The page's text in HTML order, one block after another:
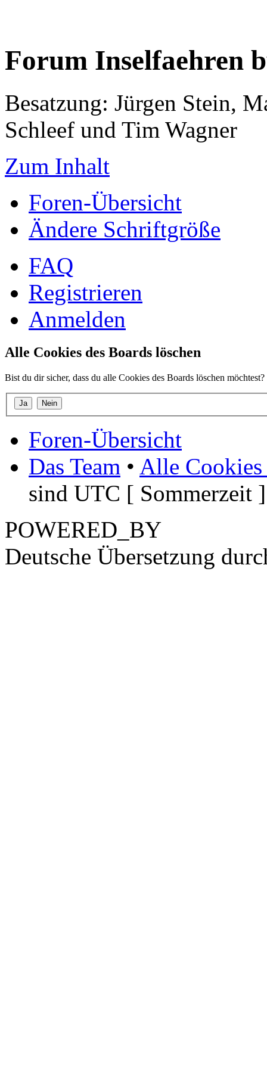
Forum Inselfaehren
Besatzung: Jürgen Stein,
Schleef und Tim Wagner
Zum Inhalt
Foren-Übersicht
Ändere Schriftgröße
FAQ
Registrieren
Anmelden
Alle Cookies des Boards löschen
Bist du dir sicher, dass du alle Cookies des Boards löschen möchtest?
Foren-Übersicht
Das Team • Alle Cookies
sind UTC [ Sommerzeit ]
POWERED_BY
Deutsche Übersetzung